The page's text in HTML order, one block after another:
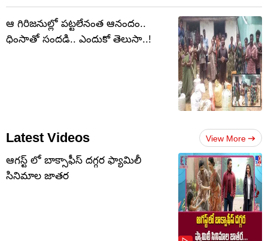
ఆ గిరిజనుల్లో పట్టలేనంత ఆనందం..
ధింసాతో సందడి.. ఎందుకో తెలుసా..!
Latest Videos View More
ఆగస్ట్ లో బాక్సాఫీస్ దగ్గర ఫ్యామిలీ
సినిమాల జాతర